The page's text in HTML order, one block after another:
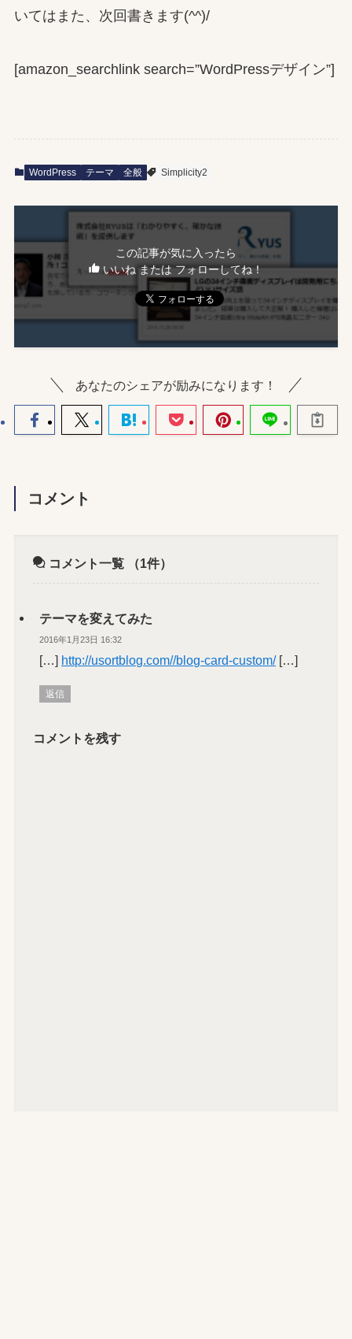
いてはまた、次回書きます(^^)/
[amazon_searchlink search=”WordPressデザイン”]
WordPress テーマ 全般 Simplicity2
この記事が気に入ったら
いいね または フォローしてね！
あなたのシェアが励みになります！
コメント
コメント一覧 （1件）
テーマを変えてみた
2016年1月23日 16:32
[…] http://usortblog.com//blog-card-custom/[…]
返信
コメントを残す